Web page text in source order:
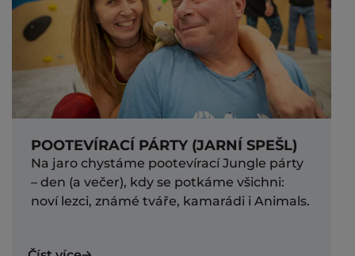
POOTEVÍRACÍ PÁRTY (JARNÍ SPEŠL)
Na jaro chystáme pootevírací Jungle párty
– den (a večer), kdy se potkáme všichni:
noví lezci, známé tváře, kamarádi i Animals.